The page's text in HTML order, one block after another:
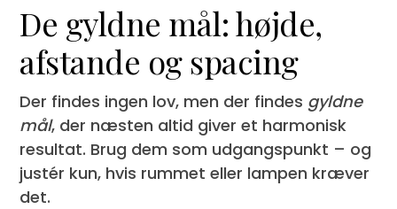
De gyldne mål: højde,
afstande og spacing
Der findes ingen lov, men der findes gyldne
mål, der næsten altid giver et harmonisk
resultat. Brug dem som udgangspunkt – og
justér kun, hvis rummet eller lampen kræver
det.